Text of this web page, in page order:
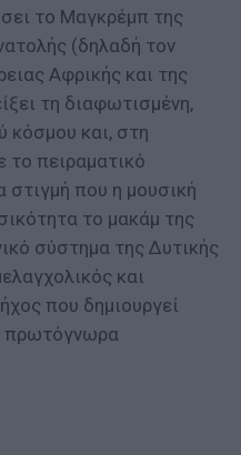
το Μαγκρέμπ της
(δηλαδή τον
Αφρικής και της
τη διαφωτισμένη,
κόσμου και, στη
το πειραματικό
στιγμή που η μουσική
το μακάμ της
σύστημα της Δυτικής
και
που δημιουργεί
πρωτόγνωρα